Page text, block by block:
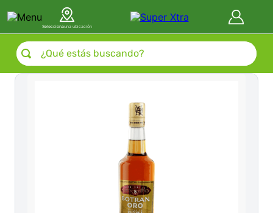
Seleccionauna ubicación
¿Qué estás buscando?